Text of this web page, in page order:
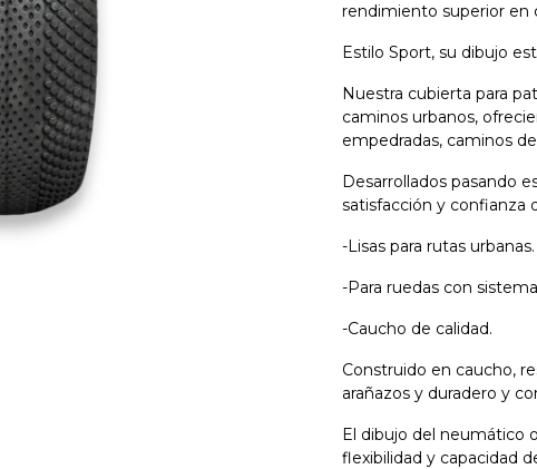
rendimiento superior en
Estilo Sport, su dibujo
Nuestra cubierta para
caminos urbanos,
empedradas, caminos
Desarrollados pasando
satisfacción y confianza
-Lisas para rutas urbanas.
-Para ruedas con
-Caucho de calidad.
Construido en caucho,
arañazos y duradero y
El dibujo del neumático
flexibilidad y capacidad